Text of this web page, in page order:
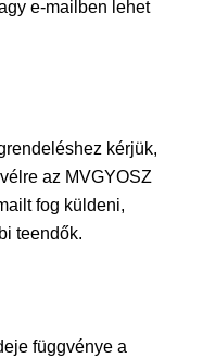
e-mailben lehet
kérjük,
az MVGYOSZ
fog küldeni,
teendők.
függvénye a